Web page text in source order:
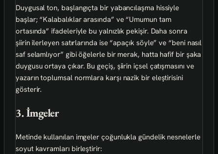
Duygusal ton, başlangıçta bir yabancılaşma hissiyle
başlar; “Kalabalıklar arasında” ve “Umumun tam
ortasında” ifadeleriyle bu yalnızlık pekişir. Daha sonra
şiirin ilerleyen satırlarında ise “apaçık söyle” ve “beni nasıl
saf selamlıyor” gibi öğelerle bir merak, hatta hafif bir şaka
duygusu ortaya çıkar. Bu geçiş, şiirin içsel çatışmasını ve
yazarın toplumsal normlara karşı nazik bir eleştirisini
gösterir.
3. İmgeler
Metinde kullanılan imgeler çoğunlukla gündelik nesnelerle
soyut kavramları birleştirir: